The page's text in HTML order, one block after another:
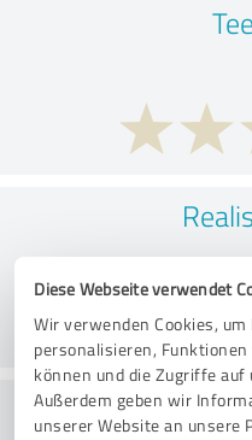
Diese Webseite verwendet
Wir verwenden Cookies,
personalisieren,
können und die Zugriffe
Außerdem geben wir
unserer Website an unsere